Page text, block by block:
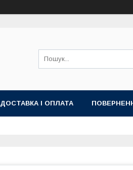
ДОСТАВКА І ОПЛАТА